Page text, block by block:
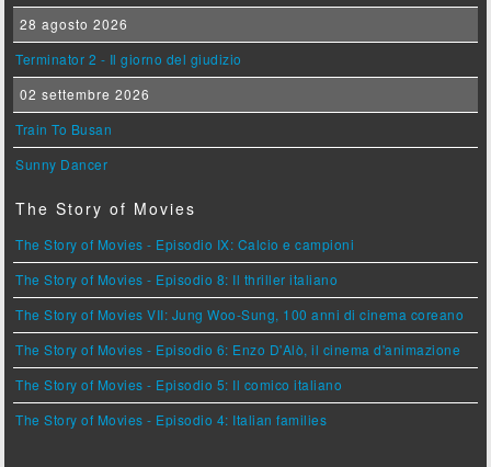
28 agosto 2026
Terminator 2 - Il giorno del giudizio
02 settembre 2026
Train To Busan
Sunny Dancer
The Story of Movies
The Story of Movies - Episodio IX: Calcio e campioni
The Story of Movies - Episodio 8: Il thriller italiano
The Story of Movies VII: Jung Woo-Sung, 100 anni di cinema coreano
The Story of Movies - Episodio 6: Enzo D'Alò, il cinema d'animazione
The Story of Movies - Episodio 5: Il comico italiano
The Story of Movies - Episodio 4: Italian families